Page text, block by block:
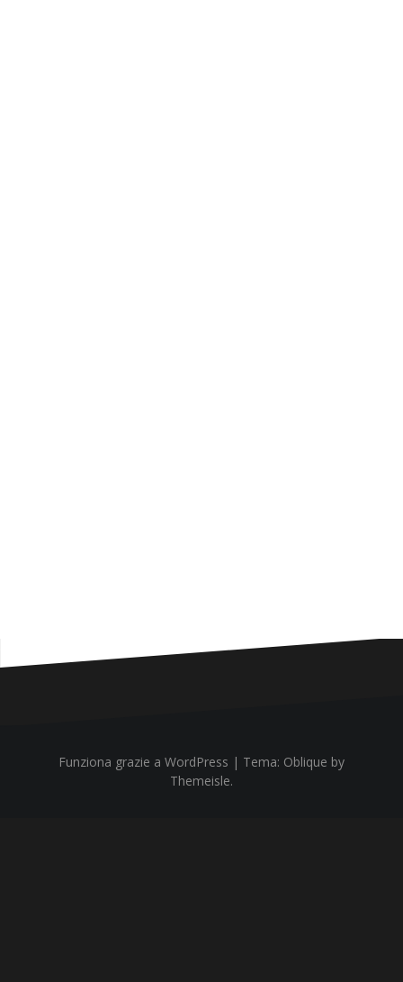
Funziona grazie a WordPress | Tema: Oblique by
Themeisle.